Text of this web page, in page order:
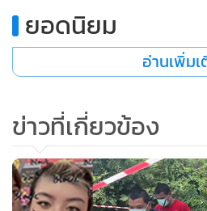
เบื้องต้น ตม.นนทบุรี ได้รับการสั่งก
เข้าเมืองท่าน พล.ต.ท.ภาคภูมิภิภัทฒ์
ที่คอยสนับสนุนของตำรวจภาค 1 กั
เราก็จะตรวจสอบพื้นที่ในส่วนของบุค
ก็เห็นว่าดำเนินการกันอยู่ในส่งนตร
พยายามเก็บข้อมูลหาข้อมูลให้ชุดสื
มา 3-4 วันแล้ว ตนว่าในส่วนความรู้สึ
ยอดนิยม
อ่านเพิ่ม
ข่าวที่เกี่ยวข้อง